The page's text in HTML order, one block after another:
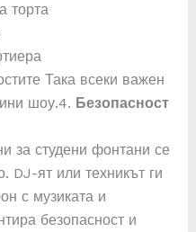
торта
Така всеки важен
шоу.4. Безопасност
за студени фонтани се
DJ-ят или техникът ги
с музиката и
безопасност и